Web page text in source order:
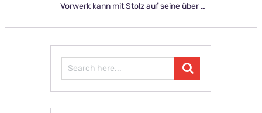
Vorwerk kann mit Stolz auf seine über …